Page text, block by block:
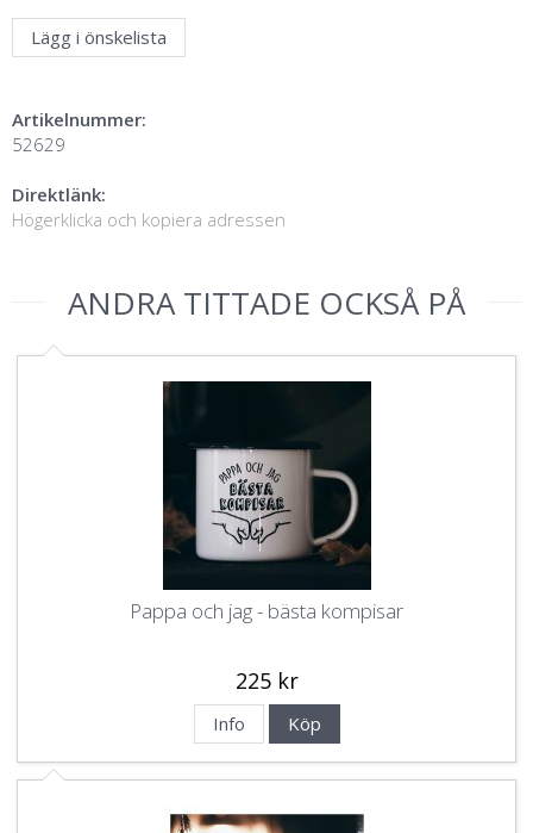
Lägg i önskelista
Artikelnummer:
52629
Direktlänk:
Högerklicka och kopiera adressen
ANDRA TITTADE OCKSÅ PÅ
Pappa och jag - bästa kompisar
225 kr
Info Köp